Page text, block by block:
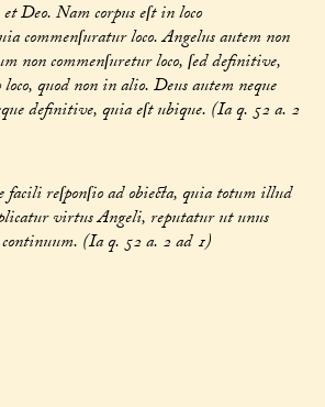
Deo. Nam corpus eſt in loco
commenſuratur loco. Angelus autem non
non commenſuretur loco, ſed definitive,
quod non in alio. Deus autem neque
definitive, quia eſt ubique. (Ia q. 52 a. 2
facili reſponſio ad obiecta, quia totum illud
virtus Angeli, reputatur ut unus
(Ia q. 52 a. 2 ad 1)